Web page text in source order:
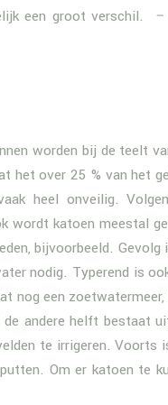
een groot verschil. –
worden bij de teelt
het over 25 % van het
heel onveilig.
wordt katoen meestal
bijvoorbeeld. Gevolg
nodig. Typerend is
nog een zoetwatermeer,
andere helft bestaat
te irrigeren. Voorts
Om er katoen te